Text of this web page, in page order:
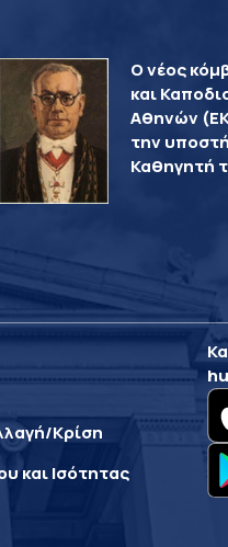
Ο νέος
και
Αθηνών
την
Καθηγητή
Κρίση
και Ισότητας